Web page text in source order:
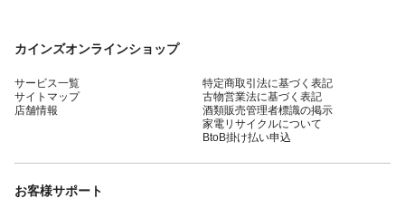
カインズオンラインショップ
サービス一覧
サイトマップ
店舗情報
特定商取引法に基づく表記
古物営業法に基づく表記
酒類販売管理者標識の掲示
家電リサイクルについて
BtoB掛け払い申込
お客様サポート